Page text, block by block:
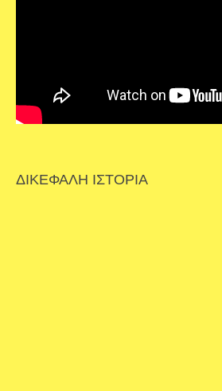
ΔΙΚΕΦΑΛΗ ΙΣΤΟΡΙΑ